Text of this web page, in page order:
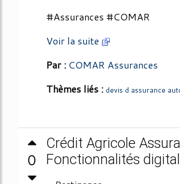
#Assurances #COMAR
Voir la suite
Par : COMAR Assurances
Thèmes liés : devis d assurance
0
Crédit Agricole
Fonctionnalités